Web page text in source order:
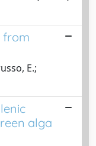
from
E.;
alga